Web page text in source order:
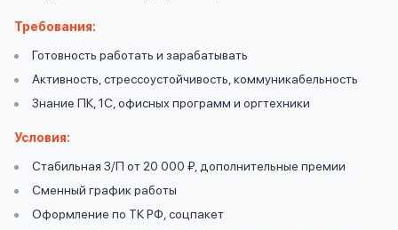
Требования:
Готовность работать и зарабатывать
Активность, стрессоустойчивость, коммуникабельность
Знание ПК, 1С, офисных программ и оргтехники
Условия:
Стабильная З/П от 20 000 ₽, дополнительные премии
Сменный график работы
Оформление по ТК РФ, соцпакет
Оформить заявку
Задать
вопрос
Ответы
на